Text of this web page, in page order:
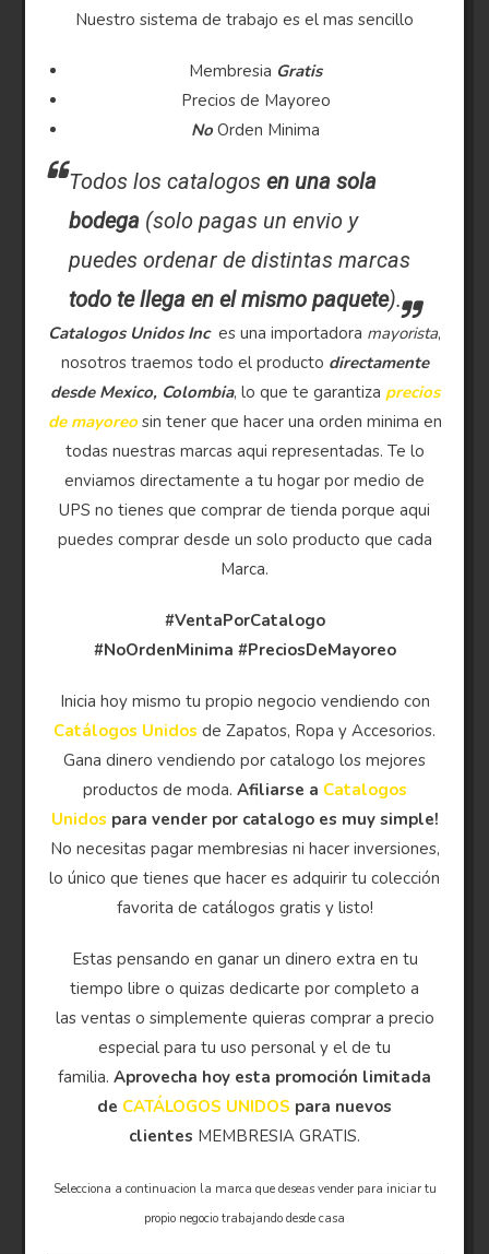
Nuestro sistema de trabajo es el mas sencillo
Membresia Gratis
Precios de Mayoreo
No Orden Minima
Todos los catalogosen una sola
bodega (solo pagas un envio y
puedes ordenar de distintas marcas
todo te llega en el mismo paquete).
Catalogos Unidos Inc es una importadora mayorista,
nosotros traemos todo el producto directamente
desde Mexico, Colombia, lo que te garantiza precios
de mayoreosin tener que hacer una orden minima en
todas nuestras marcas aqui representadas. Te lo
enviamos directamente a tu hogar por medio de
UPS no tienes que comprar de tienda porque aqui
puedes comprar desde un solo producto que cada
Marca.
#VentaPorCatalogo
#NoOrdenMinima #PreciosDeMayoreo
Inicia hoy mismo tu propio negocio vendiendo con
Catálogos Unidos de Zapatos, Ropa y Accesorios.
Gana dinero vendiendo por catalogo los mejores
productos de moda. Afiliarse a Catalogos
Unidos para vender por catalogo es muy simple!
No necesitas pagar membresias ni hacer inversiones,
lo único que tienes que hacer es adquirir tu colección
favorita de catálogos gratis y listo!
Estas pensando en ganar un dinero extra en tu
tiempo libre o quizas dedicarte por completo a
las ventas o simplemente quieras comprar a precio
especial para tu uso personal y el de tu
familia.Aprovecha hoy esta promoción limitada
de CATÁLOGOS UNIDOS para nuevos
clientes MEMBRESIA GRATIS.
Selecciona a continuacion la marca que deseas vender para iniciar tu
propio negocio trabajando desde casa